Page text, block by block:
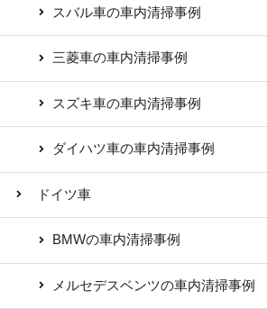
スバル車の車内清掃事例
三菱車の車内清掃事例
スズキ車の車内清掃事例
ダイハツ車の車内清掃事例
ドイツ車
BMWの車内清掃事例
メルセデスベンツの車内清掃事例